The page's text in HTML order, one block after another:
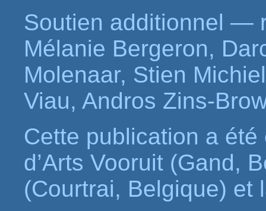
Soutien additionnel —
Mélanie Bergeron,
Molenaar, Stien
Viau, Andros Zins-
Cette publication a
d’Arts Vooruit (Gand,
(Courtrai, Belgique) et